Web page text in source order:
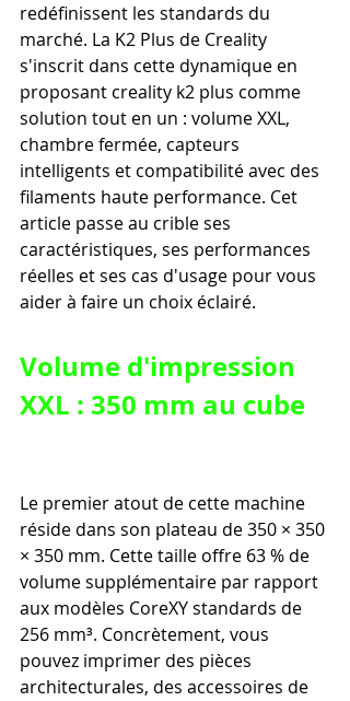
redéfinissent les standards du
marché. La K2 Plus de Creality
s'inscrit dans cette dynamique en
proposant creality k2 plus comme
solution tout en un : volume XXL,
chambre fermée, capteurs
intelligents et compatibilité avec des
filaments haute performance. Cet
article passe au crible ses
caractéristiques, ses performances
réelles et ses cas d'usage pour vous
aider à faire un choix éclairé.
Volume d'impression
XXL : 350 mm au cube
Le premier atout de cette machine
réside dans son plateau de 350 × 350
× 350 mm. Cette taille offre 63 % de
volume supplémentaire par rapport
aux modèles CoreXY standards de
256 mm³. Concrètement, vous
pouvez imprimer des pièces
architecturales, des accessoires de